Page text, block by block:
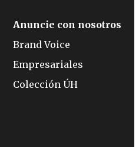
Anuncie con nosotros
Brand Voice
Empresariales
Colección ÚH